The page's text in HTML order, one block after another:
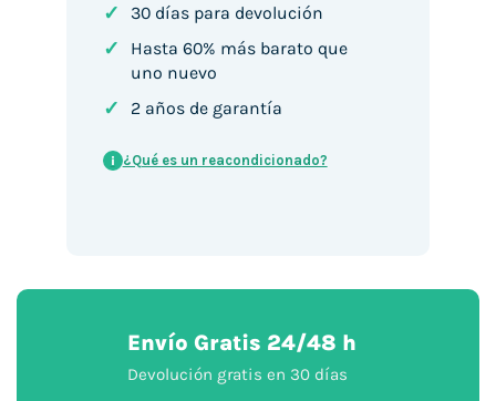
✓ 30 días para devolución
✓
Hasta 60% más barato que
uno nuevo
✓ 2 años de garantía
i ¿Qué es un reacondicionado?
Envío Gratis 24/48 h
Devolución gratis en 30 días